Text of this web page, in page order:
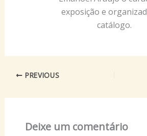
exposição e
catálogo.
PREVIOUS
Deixe um comentário